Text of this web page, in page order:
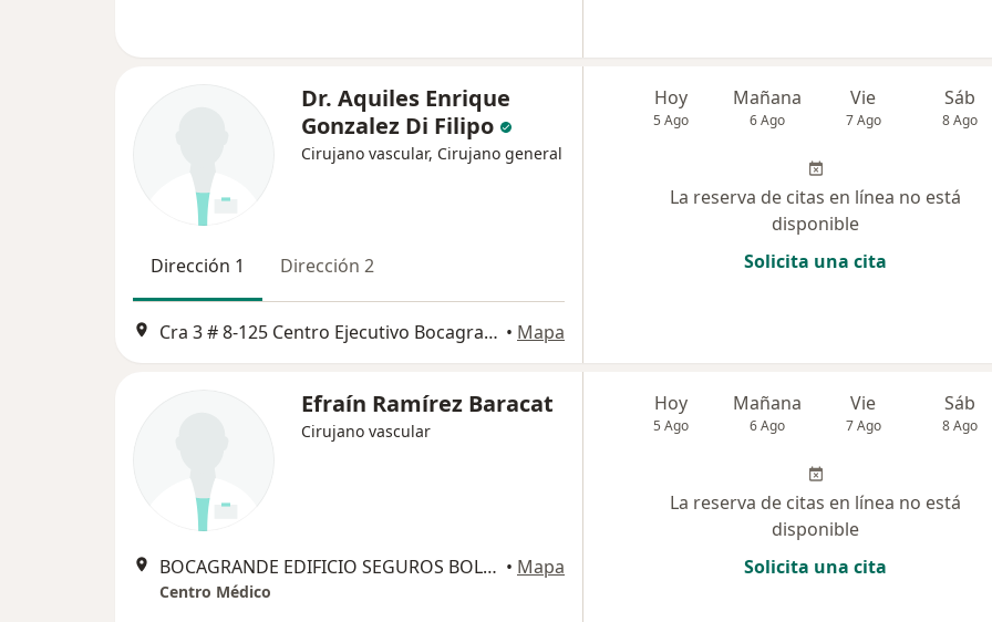
Dr. Aquiles Enrique
Gonzalez Di Filipo
Cirujano vascular, Cirujano general
Dirección 1 Dirección 2
Cra 3 # 8-125 Centro Ejecutivo Bocagrande Piso 6 Oficina 606, Cartagena • Mapa
Hoy
5 Ago
Mañana
6 Ago
Vie
7 Ago
Sáb
8 Ago
La reserva de citas en línea no está
disponible
Solicita una cita
Efraín Ramírez Baracat
Cirujano vascular
BOCAGRANDE EDIFICIO SEGUROS BOLÍVAR Piso 1 Cons 1454 B, Cartagena • Mapa
Centro Médico
Hoy
5 Ago
Mañana
6 Ago
Vie
7 Ago
Sáb
8 Ago
La reserva de citas en línea no está
disponible
Solicita una cita